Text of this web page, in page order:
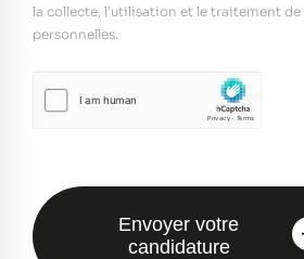
la collecte, l’utilisation et le traitement
personnelles.
Envoyer votre
candidature